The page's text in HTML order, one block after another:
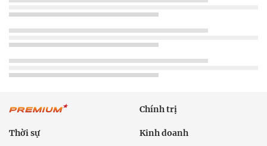
Chính trị
Thời sự Kinh doanh